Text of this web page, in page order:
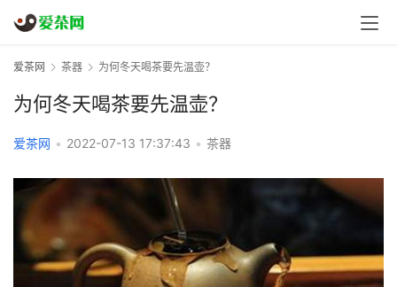
爱茶网 茶器 为何冬天喝茶要先温壶？
为何冬天喝茶要先温壶？
爱茶网 • 2022-07-13 17:37:43 • 茶器